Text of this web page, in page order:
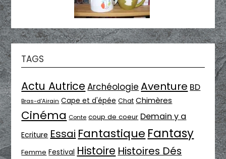
TAGS
Actu Autrice Archéologie Aventure BD
Bras-d'Airain Cape et d'épée Chat Chimères
Cinéma Conte coup de coeur Demain y a
Ecriture Essai Fantastique Fantasy
Femme Festival Histoire Histoires Dés